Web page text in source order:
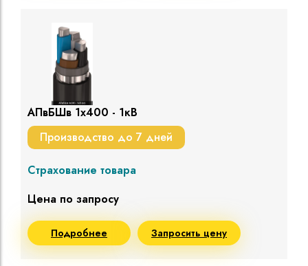
АПвБШв 1х400 - 1кВ
Производство до 7 дней
Страхование товара
Цена по запросу
Подробнее Запросить цену